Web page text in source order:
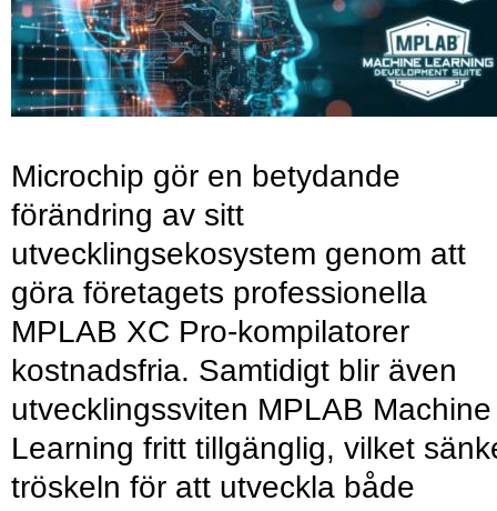
Microchip gör en betydande
förändring av sitt
utvecklingsekosystem genom att
göra företagets professionella
MPLAB XC Pro-kompilatorer
kostnadsfria. Samtidigt blir även
utvecklingssviten MPLAB Machine
Learning fritt tillgänglig, vilket
tröskeln för att utveckla både